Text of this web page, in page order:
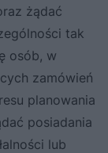
żądać
tak
osób, w
zamówień
planowania
posiadania
lub